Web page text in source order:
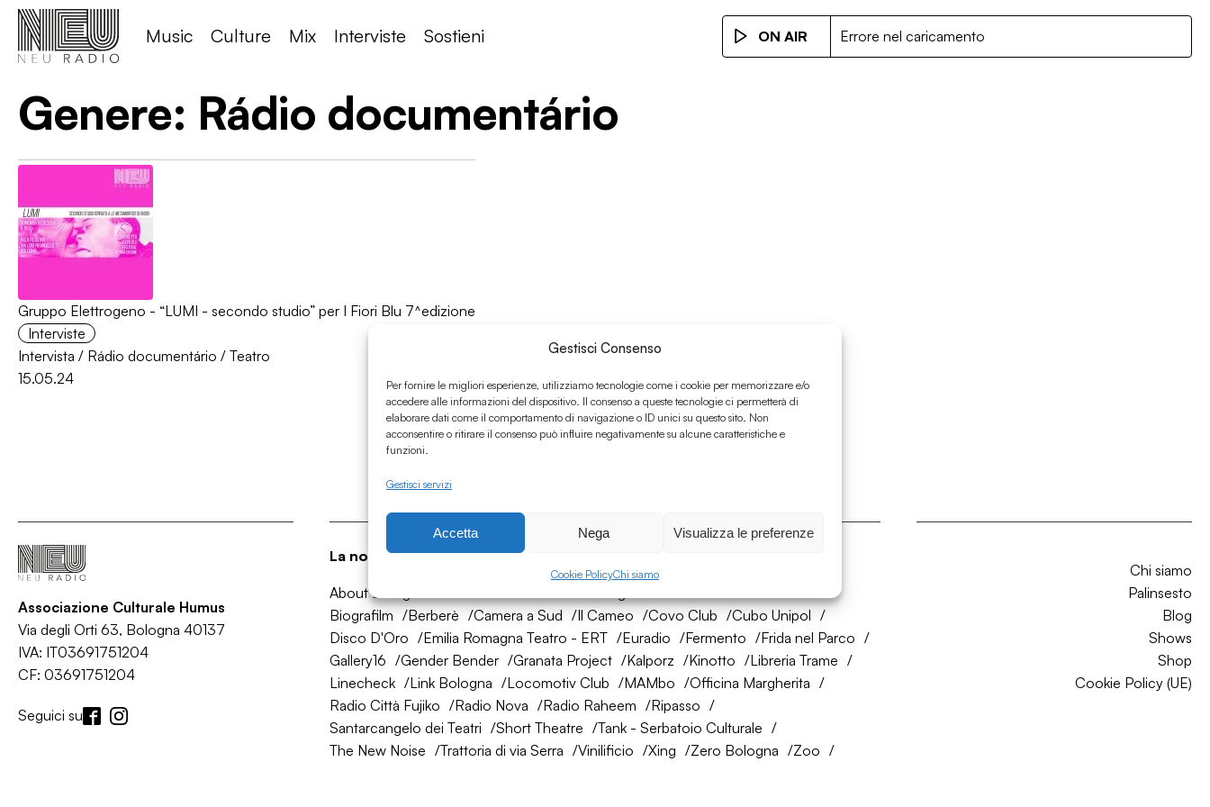
Gestisci Consenso
Per fornire le migliori esperienze, utilizziamo tecnologie come i cookie per memorizzare e/o
accedere alle informazioni del dispositivo. Il consenso a queste tecnologie ci permetterà di
elaborare dati come il comportamento di navigazione o ID unici su questo sito. Non
acconsentire o ritirare il consenso può influire negativamente su alcune caratteristiche e
funzioni.
Gestisci servizi
Accetta Nega Visualizza le preferenze
Cookie PolicyChi siamo
Music Culture Mix Interviste Sostieni ON AIR Errore nel caricamento
Genere: Rádio documentário
Gruppo Elettrogeno - “LUMI - secondo studio” per I Fiori Blu 7^edizione
Interviste
Intervista / Rádio documentário / Teatro
15.05.24
Associazione Culturale Humus
Via degli Orti 63, Bologna 40137
IVA: IT03691751204
CF: 03691751204
Seguici su
La nostra rete di amici
About Bologna
Biografilm
Berberè Camera a Sud Il Cameo Covo Club
Cubo Unipol
Disco D'Oro
Emilia Romagna Teatro - ERT Euradio Fermento
Frida nel Parco
Gallery16
Gender Bender Granata Project Kalporz Kinotto
Libreria Trame
Linecheck
Link Bologna Locomotiv Club MAMbo
Officina Margherita
Radio Città Fujiko
Radio Nova Radio Raheem
Ripasso
Santarcangelo dei Teatri
Short Theatre
Tank - Serbatoio Culturale
The New Noise
Trattoria di via Serra Vinilificio Xing Zero Bologna Zoo
Chi siamo
Palinsesto
Blog
Shows
Shop
Cookie Policy (UE)